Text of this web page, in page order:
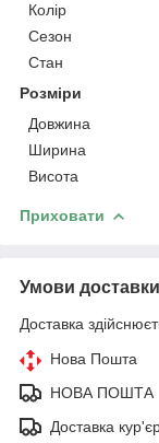
Колір
Сезон
Стан
Розміри
Довжина
Ширина
Висота
Приховати
Умови доставки
Доставка
Нова Пошта
НОВА ПОШТА
Доставка